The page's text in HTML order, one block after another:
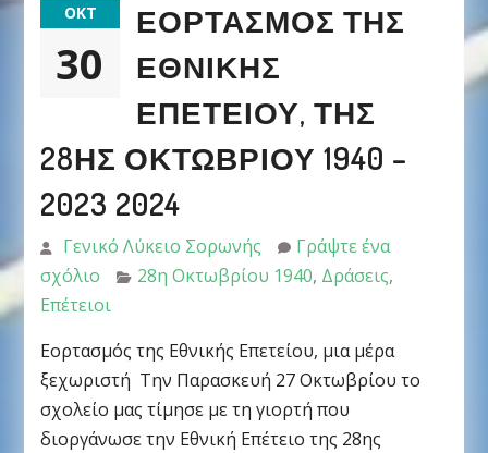
ΟΚΤ
30
ΕΟΡΤΑΣΜΌΣ ΤΗΣ
ΕΘΝΙΚΉΣ
ΕΠΕΤΕΊΟΥ, ΤΗΣ
28ΗΣ ΟΚΤΩΒΡΊΟΥ 1940 –
2023 2024
Γενικό Λύκειο Σορωνής
Γράψτε ένα
σχόλιο
28η Οκτωβρίου 1940, Δράσεις,
Επέτειοι
Εορτασμός της Εθνικής Επετείου, μια μέρα
ξεχωριστή Την Παρασκευή 27 Οκτωβρίου το
σχολείο μας τίμησε με τη γιορτή που
διοργάνωσε την Εθνική Επέτειο της 28ης